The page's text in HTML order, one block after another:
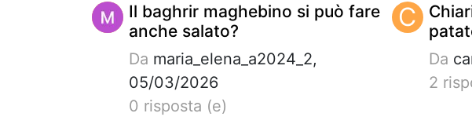
Il baghrir maghebino si può fare
anche salato?
Da maria_elena_a2024_2,
05/03/2026
0 risposta (e)
C
Da
2